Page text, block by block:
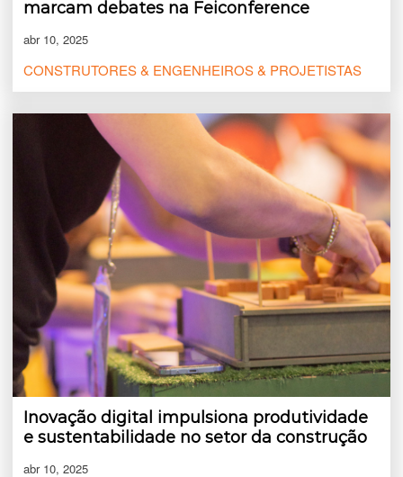
marcam debates na Feiconference
abr 10, 2025
CONSTRUTORES & ENGENHEIROS & PROJETISTAS
Inovação digital impulsiona produtividade
e sustentabilidade no setor da construção
abr 10, 2025